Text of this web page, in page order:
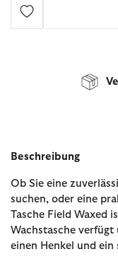
Beschreibung
Ob Sie eine
suchen, oder eine
Tasche Field Waxed
Wachstasche
einen Henkel und ein